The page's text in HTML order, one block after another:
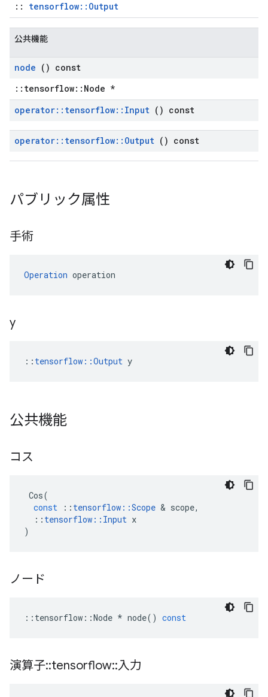
:: tensorflow::Output
公共機能
node () const
::tensorflow::Node *
operator:: tensorflow:: Input () const
operator:: tensorflow:: Output () const
パブリック属性
手術
Operation operation
y
:: tensorflow::Output y
公共機能
コス
Cos(
const
:: tensorflow ::Scope & scope,
:: tensorflow :: Input x
)
ノード
:: tensorflow ::Node * node() const
演算子::tensorflow::入力